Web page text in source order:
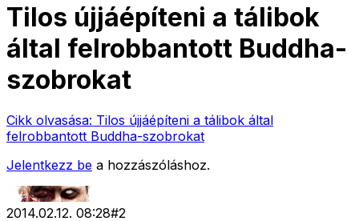
Tilos újjáépíteni a tálibok
által felrobbantott Buddha-
szobrokat
Cikk olvasása: Tilos újjáépíteni a tálibok által
felrobbantott Buddha-szobrokat
Jelentkezz be a hozzászóláshoz.
2014.02.12. 08:28#2